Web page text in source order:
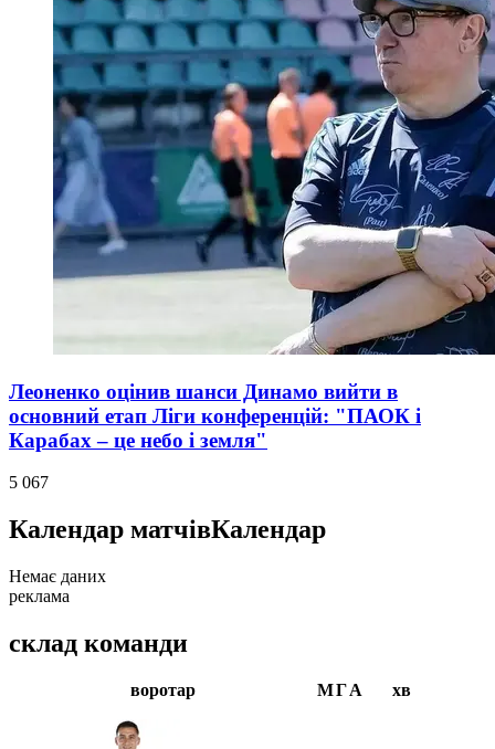
Леоненко оцінив шанси Динамо вийти в
основний етап Ліги конференцій: "ПАОК і
Карабах – це небо і земля"
5 067
Календар матчівКалендар
Немає даних
реклама
склад команди
воротар МГА хв